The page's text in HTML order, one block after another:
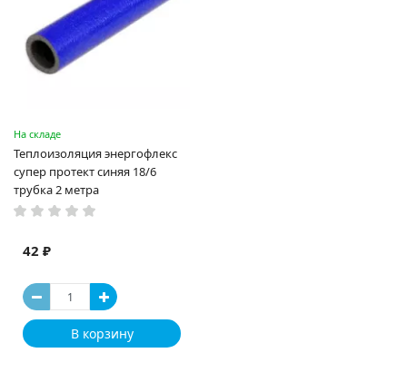
На складе
Теплоизоляция энергофлекс
супер протект синяя 18/6
трубка 2 метра
42 ₽
В корзину